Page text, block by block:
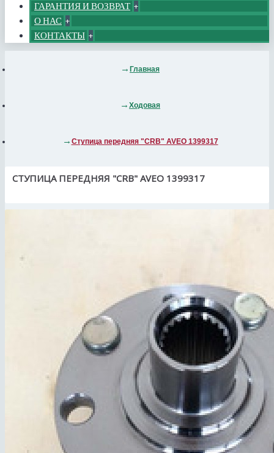
ГАРАНТИЯ И ВОЗВРАТ +
О НАС +
КОНТАКТЫ +
Главная
Ходовая
Ступица передняя "CRB" AVEO 1399317
СТУПИЦА ПЕРЕДНЯЯ "CRB" AVEO 1399317